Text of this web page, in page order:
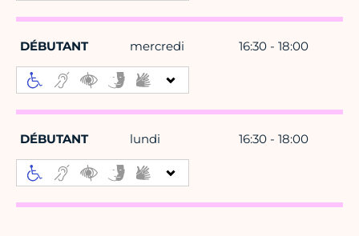
DÉBUTANT mercredi 16:30 - 18:00
DÉBUTANT lundi 16:30 - 18:00